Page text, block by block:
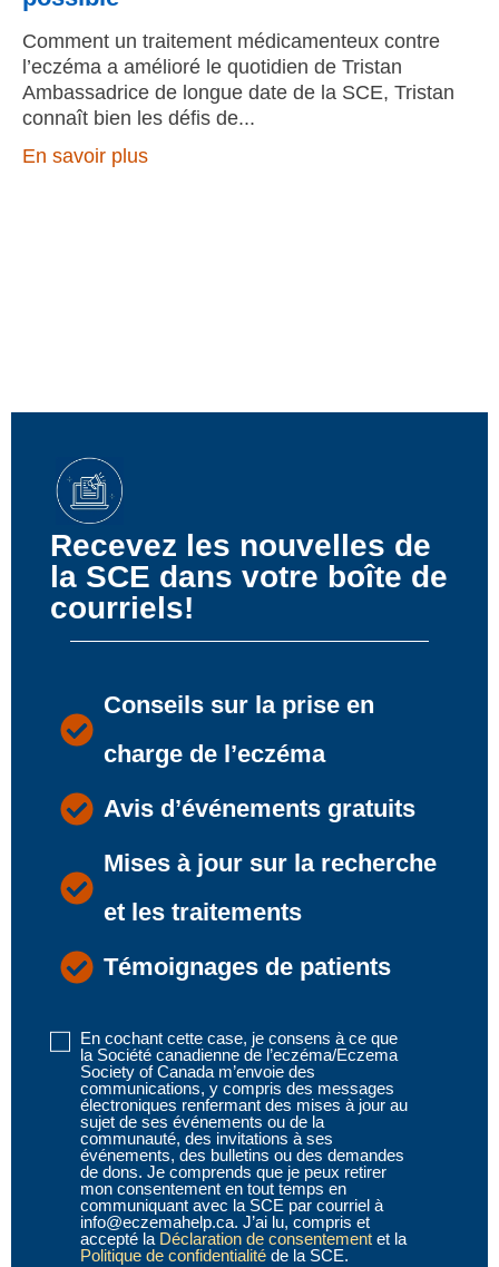
Comment un traitement médicamenteux contre
l’eczéma a amélioré le quotidien de Tristan
Ambassadrice de longue date de la SCE, Tristan
connaît bien les défis de
En savoir plus
Recevez les nouvelles de
la SCE dans votre boîte de
courriels!
Conseils sur la prise en
charge de l’eczéma
Avis d’événements gratuits
Mises à jour sur la recherche
et les traitements
Témoignages de patients
Disclaimer
(obligatoire)
En cochant cette case, je consens à ce que
la Société canadienne de l’eczéma/Eczema
Society of Canada m’envoie des
communications, y compris des messages
électroniques renfermant des mises à jour au
sujet de ses événements ou de la
communauté, des invitations à ses
événements, des bulletins ou des demandes
de dons. Je comprends que je peux retirer
mon consentement en tout temps en
communiquant avec la SCE par courriel à
info@eczemahelp.ca. J’ai lu, compris et
accepté la Déclaration de consentement et la
Politique de confidentialité de la SCE.